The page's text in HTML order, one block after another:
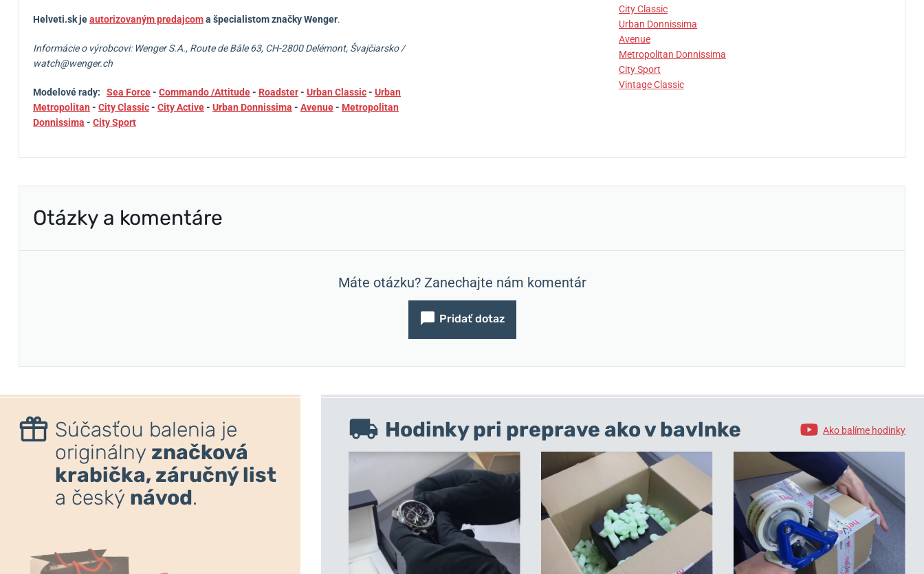
Helveti.sk jeautorizovaným predajcoma špecialistom značkyWenger.
Informácie o výrobcovi: Wenger S.A., Route de Bâle 63, CH-2800 Delémont, Švajčiarsko /
watch@wenger.ch
Modelové rady: Sea Force- Commando /Attitude- Roadster- Urban Classic- Urban
Metropolitan - City Classic- City Active- Urban Donnissima - Avenue- Metropolitan
Donnissima - City Sport
City Classic
Urban Donnissima
Avenue
Metropolitan Donnissima
City Sport
Vintage Classic
Otázky a komentáre
Máte otázku? Zanechajte nám komentár
Pridať dotaz
Súčasťou balenia je
originálny značková
krabička, záručný list
a český návod.
Ako balíme hodinky
Hodinky pri preprave ako v bavlnke